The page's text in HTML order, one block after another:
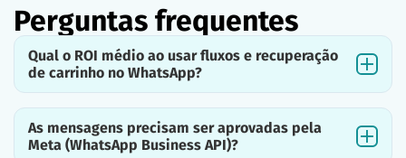
Perguntas frequentes
Qual o ROI médio ao usar fluxos e recuperação
de carrinho no WhatsApp?
As mensagens precisam ser aprovadas pela
Meta (WhatsApp Business API)?